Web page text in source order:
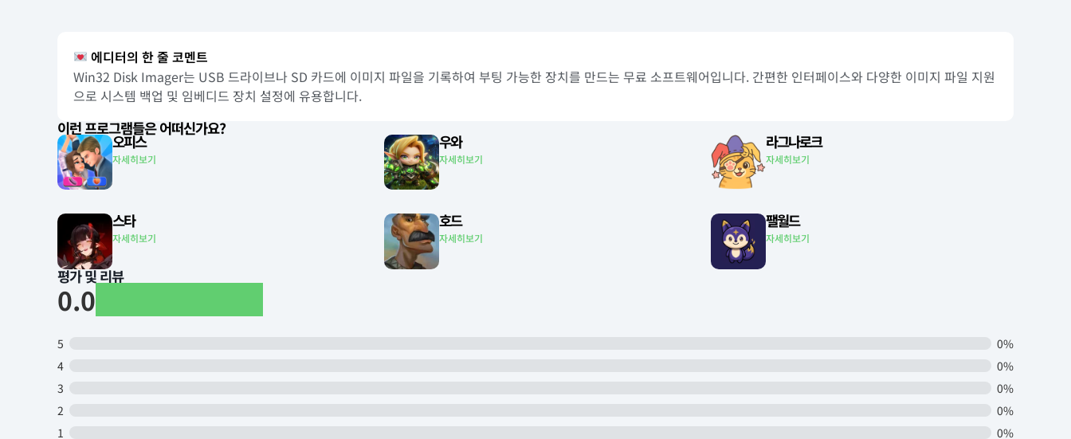
에디터의 한 줄 코멘트
Win32 Disk Imager는 USB 드라이브나 SD 카드에 이미지 파일을 기록하여 부팅 가능한 장치를 만드는 무료 소프트웨어입니다. 간편한 인터페이스와 다양한 이미지 파일 지원
으로 시스템 백업 및 임베디드 장치 설정에 유용합니다.
이런 프로그램들은 어떠신가요?
오피스
자세히보기
우와
자세히보기
라그나로크
자세히보기
스타
자세히보기
호드
자세히보기
팰월드
자세히보기
평가 및 리뷰
0.0
5
0%
4
0%
3
0%
2
0%
1
0%